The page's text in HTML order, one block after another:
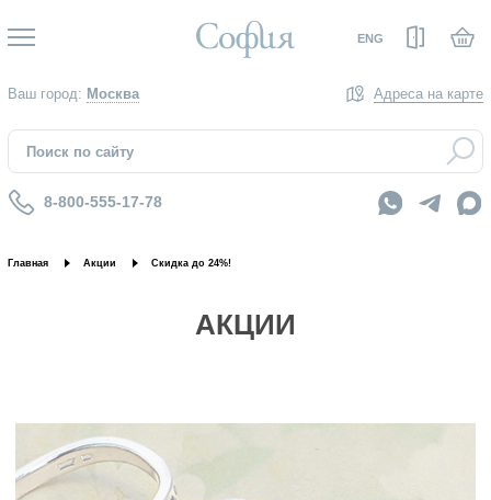
ENG Вход
Ваш город: Москва Адреса на карте
8-800-555-17-78
Главная Акции Скидка до 24%!
АКЦИИ